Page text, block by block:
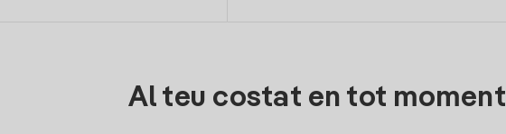
Al teu costat en tot moment